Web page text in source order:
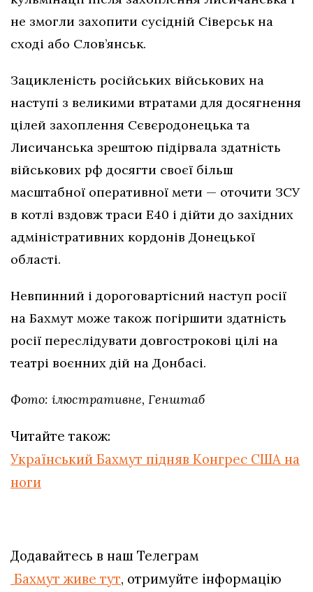
не змогли захопити сусідній Сіверськ на
сході або Слов’янськ.
Зацикленість російських військових на
наступі з великими втратами для досягнення
цілей захоплення Сєвєродонецька та
Лисичанська зрештою підірвала здатність
військових рф досягти своєї більш
масштабної оперативної мети — оточити ЗСУ
в котлі вздовж траси Е40 і дійти до західних
адміністративних кордонів Донецької
області.
Невпинний і дороговартісний наступ росії
на Бахмут може також погіршити здатність
росії переслідувати довгострокові цілі на
театрі воєнних дій на Донбасі.
Фото: ілюстративне, Генштаб
Читайте також:
Український Бахмут підняв Конгрес США на
ноги
Додавайтесь в наш Телеграм
Бахмут живе тут, отримуйте інформацію